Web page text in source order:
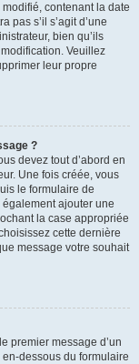
contenant la date
pas s’il s’agit d’une
bien qu’ils
Veuillez
leur propre
?
devez tout d’abord en
Une fois créée, vous
le formulaire de
ajouter une
la case appropriée
cette dernière
message votre souhait
premier message d’un
dessous du formulaire